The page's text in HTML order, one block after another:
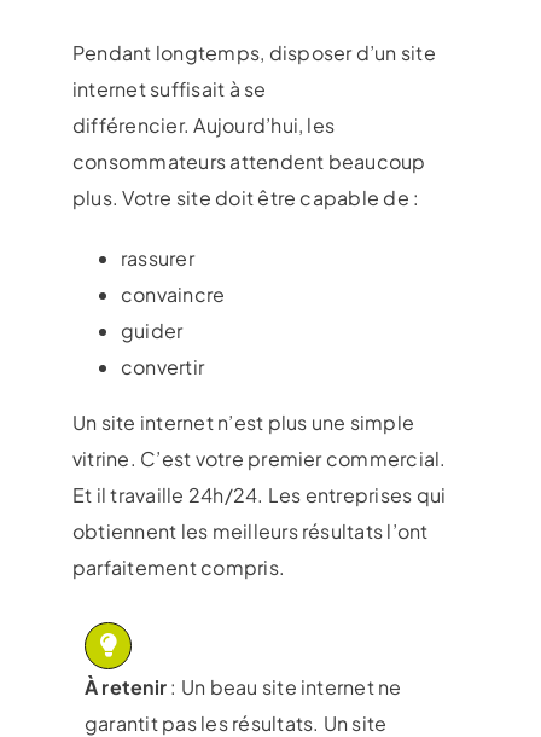
Pendant longtemps, disposer d’un site
internet suffisait à se
différencier. Aujourd’hui, les
consommateurs attendent beaucoup
plus. Votre site doit être capable de :
rassurer
convaincre
guider
convertir
Un site internet n’est plus une simple
vitrine. C’est votre premier commercial.
Et il travaille 24h/24. Les entreprises qui
obtiennent les meilleurs résultats l’ont
parfaitement compris.
À retenir: Un beau site internet ne
garantit pas les résultats. Un site